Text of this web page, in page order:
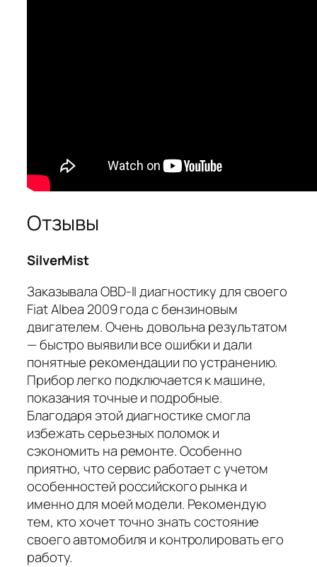
Отзывы
SilverMist
Заказывала OBD-II диагностику для своего
Fiat Albea 2009 года с бензиновым
двигателем. Очень довольна результатом
— быстро выявили все ошибки и дали
понятные рекомендации по устранению.
Прибор легко подключается к машине,
показания точные и подробные.
Благодаря этой диагностике смогла
избежать серьезных поломок и
сэкономить на ремонте. Особенно
приятно, что сервис работает с учетом
особенностей российского рынка и
именно для моей модели. Рекомендую
тем, кто хочет точно знать состояние
своего автомобиля и контролировать его
работу.